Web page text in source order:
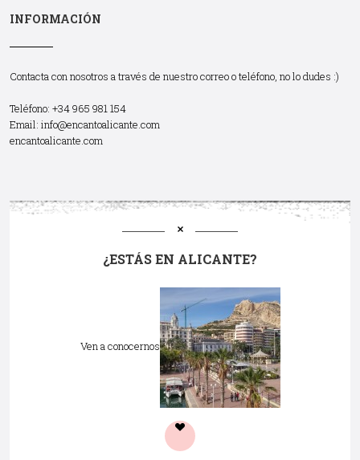
INFORMACIÓN
Contacta con nosotros a través de nuestro correo o teléfono, no lo dudes :)
Teléfono: +34 965 981 154
Email: info@encantoalicante.com
encantoalicante.com
¿ESTÁS EN ALICANTE?
Ven a conocernos